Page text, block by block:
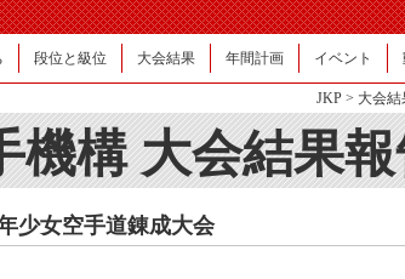
段位と級位 大会結果 年間計画 イベント
JKP > 大会結
機構 大会結果
少女空手道錬成大会